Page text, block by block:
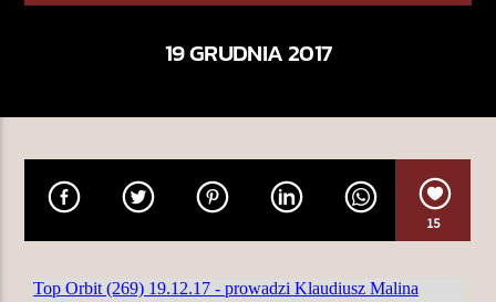
TAKE A LITTLE TRIP
MINNIE RIPERTON
19 GRUDNIA 2017
15